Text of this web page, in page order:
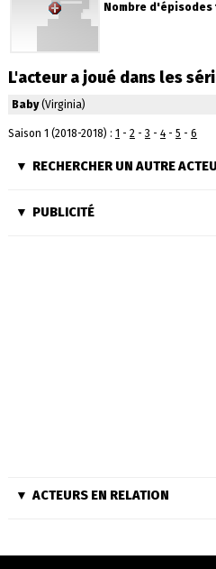
Nombre d'épisodes
L'acteur a joué dans les
Baby(Virginia)
Saison 1 (2018-2018) : 1 - 2- 3 - 4- 5 - 6
RECHERCHER UN AUTRE
PUBLICITÉ
ACTEURS EN RELATION